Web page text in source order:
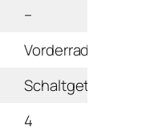
–
Vorderrad
Schaltgetriebe
4